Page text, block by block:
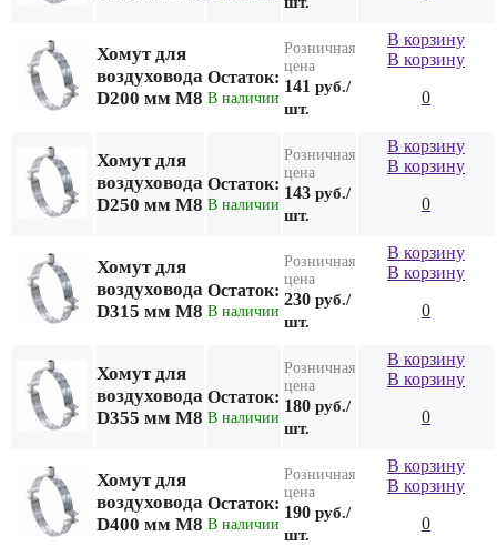
Хомут для
воздуховода
D200 мм М8
Остаток:
В наличии
Розничная
цена
141 руб./
шт.
В корзину
В корзину
0
Хомут для
воздуховода
D250 мм М8
Остаток:
В наличии
Розничная
цена
143 руб./
шт.
В корзину
В корзину
0
Хомут для
воздуховода
D315 мм М8
Остаток:
В наличии
Розничная
цена
230 руб./
шт.
В корзину
В корзину
0
Хомут для
воздуховода
D355 мм М8
Остаток:
В наличии
Розничная
цена
180 руб./
шт.
В корзину
В корзину
0
Хомут для
воздуховода
D400 мм М8
Остаток:
В наличии
Розничная
цена
190 руб./
шт.
В корзину
В корзину
0